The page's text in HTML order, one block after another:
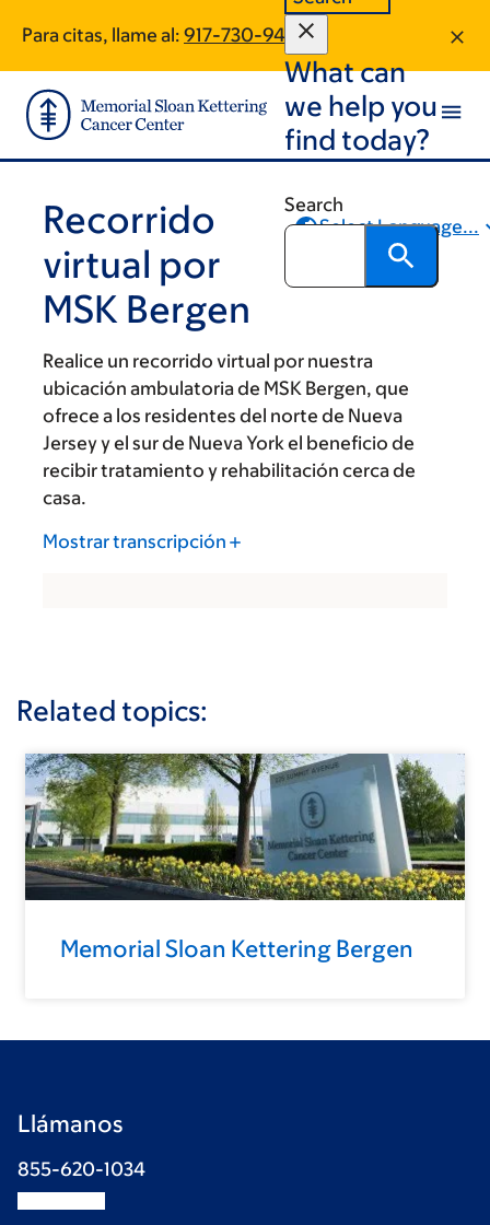
main
content
footer
Para citas, llame al: 917-730-9425
What can
we help you
find today?
Search
Recorrido
virtual por
MSK Bergen
Select Language...
Compartir
Realice un recorrido virtual por nuestra
ubicación ambulatoria de MSK Bergen, que
ofrece a los residentes del norte de Nueva
Jersey y el sur de Nueva York el beneficio de
recibir tratamiento y rehabilitación cerca de
casa.
Mostrar transcripción
Related topics:
Memorial Sloan Kettering Bergen
Llámanos
855-620-1034